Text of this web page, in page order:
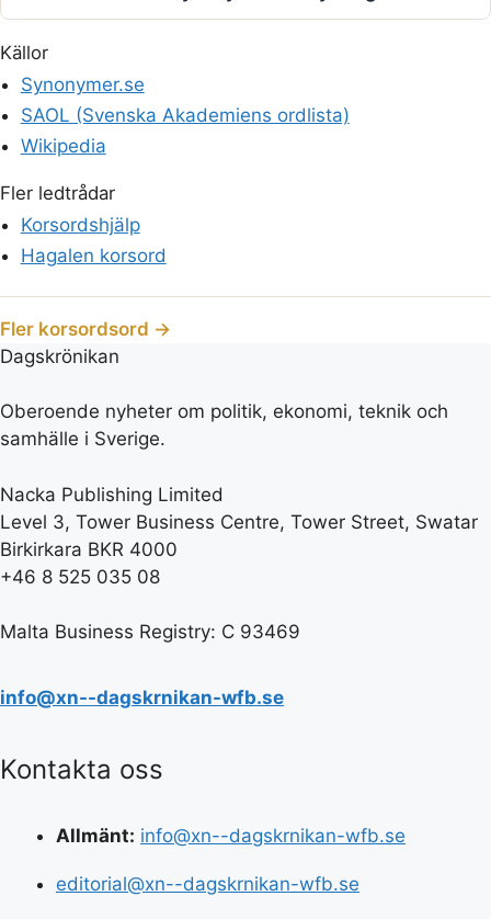
Källor
Synonymer.se
SAOL (Svenska Akademiens ordlista)
Wikipedia
Fler ledtrådar
Korsordshjälp
Hagalen korsord
Fler korsordsord →
Dagskrönikan
Oberoende nyheter om politik, ekonomi, teknik och
samhälle i Sverige.
Nacka Publishing Limited
Level 3, Tower Business Centre, Tower Street, Swatar
Birkirkara BKR 4000
+46 8 525 035 08
Malta Business Registry: C 93469
info@xn--dagskrnikan-wfb.se
Kontakta oss
Allmänt: info@xn--dagskrnikan-wfb.se
editorial@xn--dagskrnikan-wfb.se